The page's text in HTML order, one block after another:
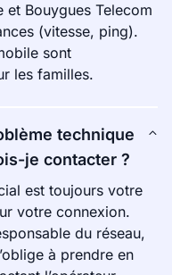
et Bouygues Telecom
(vitesse, ping).
sont
les familles.
technique
je contacter ?
est toujours votre
votre connexion.
du réseau,
à prendre en